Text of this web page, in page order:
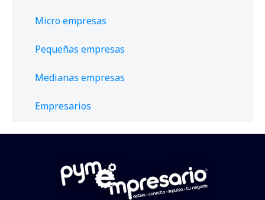
Micro empresas
Pequeñas empresas
Medianas empresas
Empresarios